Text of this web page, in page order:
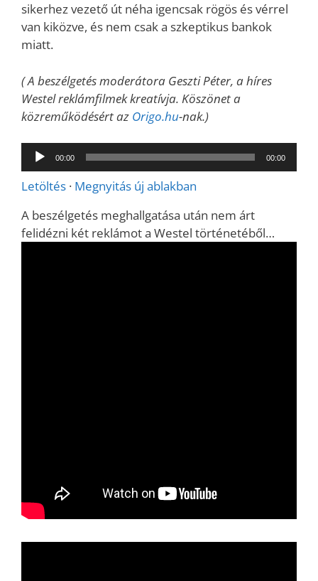
sikerhez vezető út néha igencsak rögös és vérrel
van kiközve, és nem csak a szkeptikus bankok
miatt.
( A beszélgetés moderátora Geszti Péter, a híres
Westel reklámfilmek kreatívja. Köszönet a
közreműködésért az Origo.hu-nak.)
Audió
lejátszó
00:00 00:00
Letöltés · Megnyitás új ablakban
A beszélgetés meghallgatása után nem árt
felidézni két reklámot a Westel történetéből…